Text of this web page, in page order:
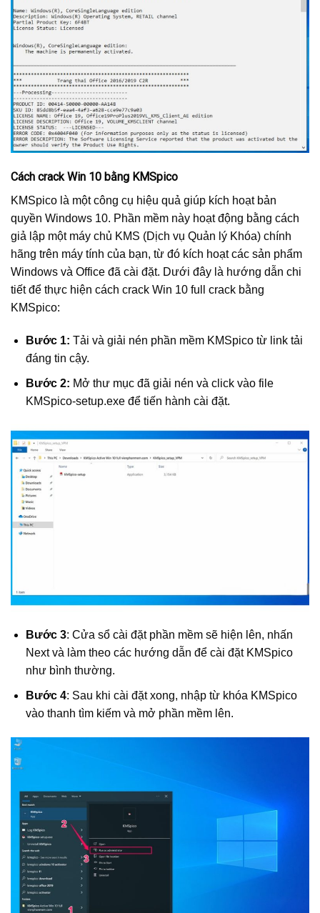
Cách crack Win 10 bằng KMSpico
KMSpico là một công cụ hiệu quả giúp kích hoạt bản
quyền Windows 10. Phần mềm này hoạt động bằng cách
giả lập một máy chủ KMS (Dịch vụ Quản lý Khóa) chính
hãng trên máy tính của bạn, từ đó kích hoạt các sản phẩm
Windows và Office đã cài đặt. Dưới đây là hướng dẫn chi
tiết để thực hiện cách crack Win 10 full crack bằng
KMSpico:
Bước 1: Tải và giải nén phần mềm KMSpico từ link tải
đáng tin cậy.
Bước 2: Mở thư mục đã giải nén và click vào file
KMSpico-setup.exe để tiến hành cài đặt.
Bước 3: Cửa sổ cài đặt phần mềm sẽ hiện lên, nhấn
Next và làm theo các hướng dẫn để cài đặt KMSpico
như bình thường.
Bước 4: Sau khi cài đặt xong, nhập từ khóa KMSpico
vào thanh tìm kiếm và mở phần mềm lên.